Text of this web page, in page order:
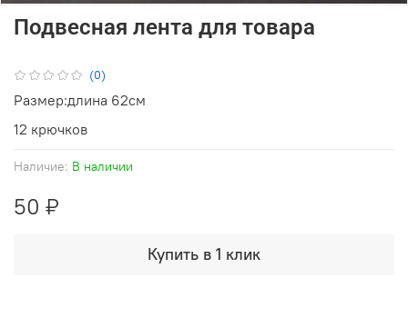
(0)
Наличие: В наличии
Подвесная лента для товара
50 ₽
Купить в 1 клик
Размер:длина 62см
12 крючков